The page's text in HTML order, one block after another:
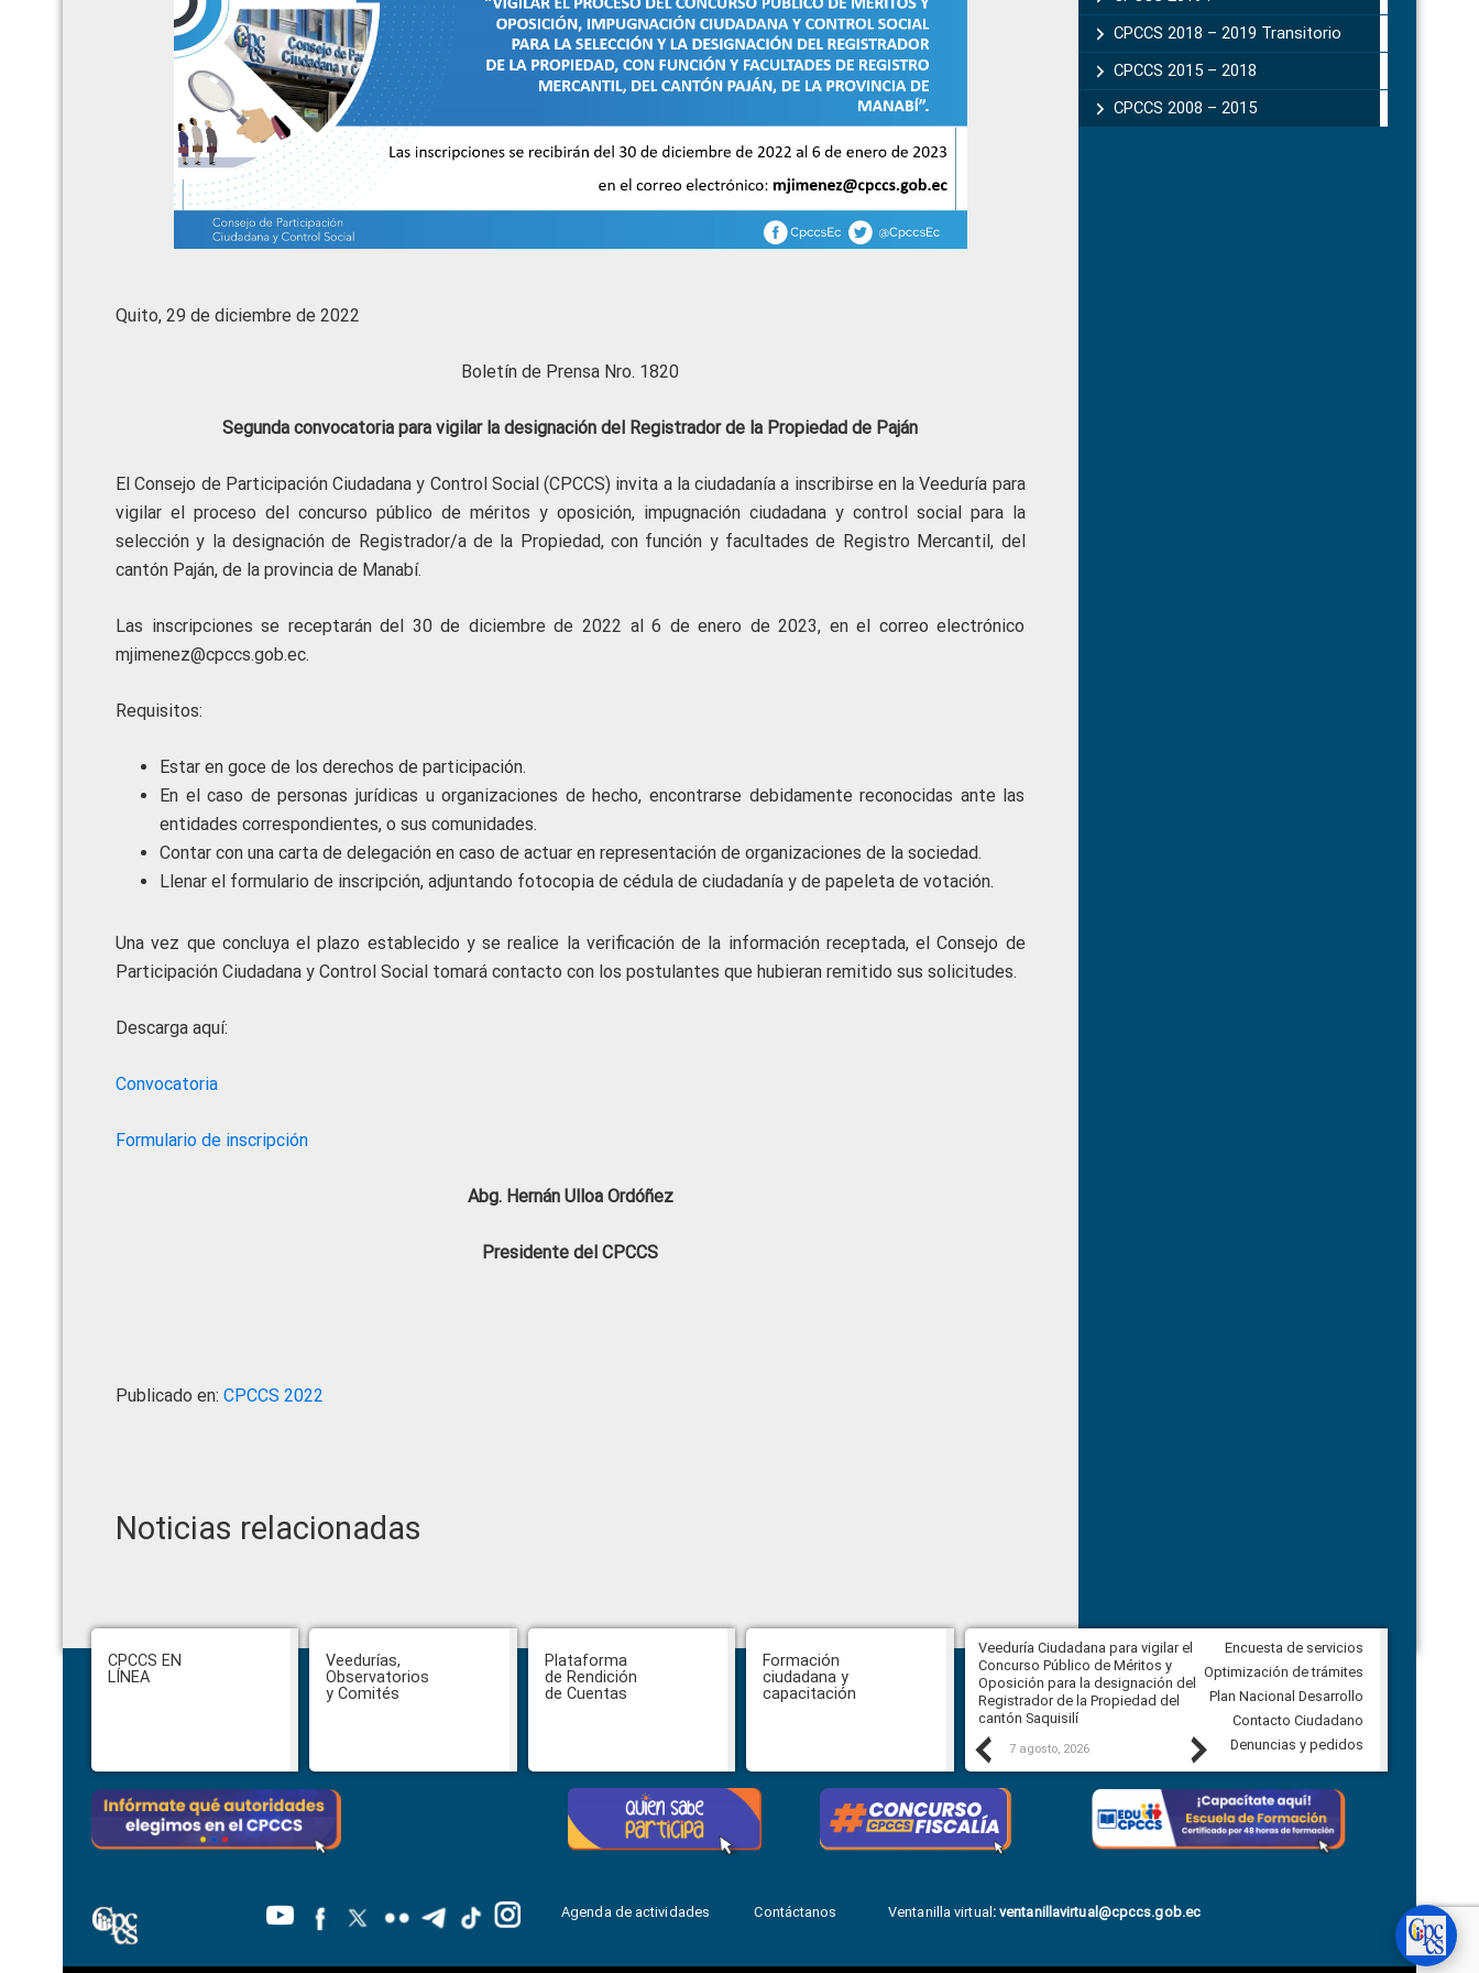
Quito, 29 de diciembre de 2022
Boletín de Prensa Nro. 1820
Segunda convocatoria para vigilar la designación del Registrador de la Propiedad de Paján
El Consejo de Participación Ciudadana y Control Social (CPCCS) invita a la ciudadanía a inscribirse en la Veeduría para
vigilar el proceso del concurso público de méritos y oposición, impugnación ciudadana y control social para la
selección y la designación de Registrador/a de la Propiedad, con función y facultades de Registro Mercantil, del
cantón Paján, de la provincia de Manabí.
Las inscripciones se receptarán del 30 de diciembre de 2022 al 6 de enero de 2023, en el correo electrónico
mjimenez@cpccs.gob.ec.
Requisitos:
Estar en goce de los derechos de participación.
En el caso de personas jurídicas u organizaciones de hecho, encontrarse debidamente reconocidas ante las
entidades correspondientes, o sus comunidades.
Contar con una carta de delegación en caso de actuar en representación de organizaciones de la sociedad.
Llenar el formulario de inscripción, adjuntando fotocopia de cédula de ciudadanía y de papeleta de votación.
Una vez que concluya el plazo establecido y se realice la verificación de la información receptada, el Consejo de
Participación Ciudadana y Control Social tomará contacto con los postulantes que hubieran remitido sus solicitudes.
Descarga aquí:
Convocatoria
Formulario de inscripción
Abg. Hernán Ulloa Ordóñez
Presidente del CPCCS
Publicado en: CPCCS 2022
Noticias relacionadas
CPCCS 2018 – 2019 Transitorio
CPCCS 2015 – 2018
CPCCS 2008 – 2015
Footer
CPCCS EN
LÍNEA
Veedurías,
Observatorios
y Comités
Plataforma
de Rendición
de Cuentas
Formación
ciudadana y
capacitación
Previous
CPCCS aprueba convocatoria a
Veeduría para designación de la
autoridad de la SOT
Veeduría Ciudadana para vigilar el
Concurso Público de Méritos y
Oposición para la designación del
Registrador de la Propiedad del
cantón Saquisilí
7 agosto, 2026
Veeduría Ciudadana para vigilar la
construcción del asfaltado de
Ballenita del cantón Santa Elena
7 agosto, 2026
Next
Encuesta de servicios
Optimización de trámites
Plan Nacional Desarrollo
Contacto Ciudadano
Denuncias y pedidos
Agenda de actividades Contáctanos Ventanilla virtual :ventanillavirtual@cpccs.gob.ec